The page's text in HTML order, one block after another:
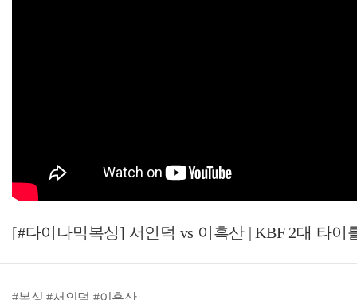
[#다이나믹복싱] 서인덕 vs 이흑산 | KBF 2대 타이